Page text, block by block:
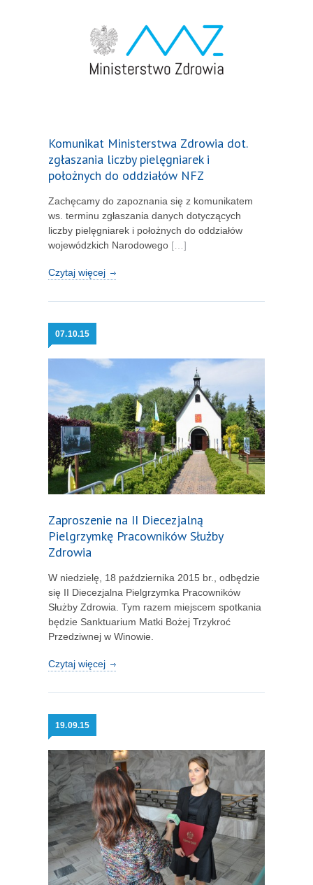
Komunikat Ministerstwa Zdrowia dot.
zgłaszania liczby pielęgniarek i
położnych do oddziałów NFZ
Zachęcamy do zapoznania się z komunikatem
ws. terminu zgłaszania danych dotyczących
liczby pielęgniarek i położnych do oddziałów
wojewódzkich Narodowego […]
Czytaj więcej
07.10.15
Zaproszenie na II Diecezjalną
Pielgrzymkę Pracowników Służby
Zdrowia
W niedzielę, 18 października 2015 br., odbędzie
się II Diecezjalna Pielgrzymka Pracowników
Służby Zdrowia. Tym razem miejscem spotkania
będzie Sanktuarium Matki Bożej Trzykroć
Przedziwnej w Winowie.
Czytaj więcej
19.09.15